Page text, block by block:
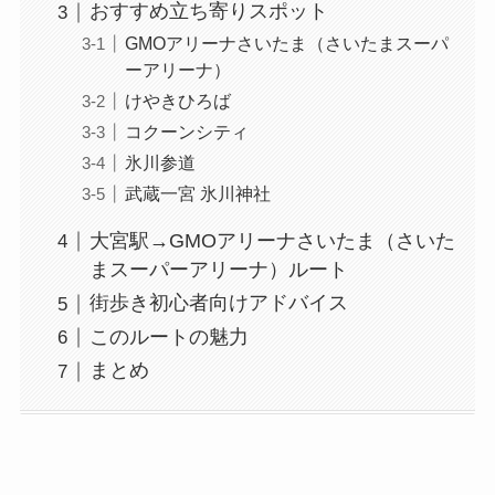
おすすめ立ち寄りスポット
GMOアリーナさいたま（さいたまスーパ
ーアリーナ）
けやきひろば
コクーンシティ
氷川参道
武蔵一宮 氷川神社
大宮駅→GMOアリーナさいたま（さいた
まスーパーアリーナ）ルート
街歩き初心者向けアドバイス
このルートの魅力
まとめ